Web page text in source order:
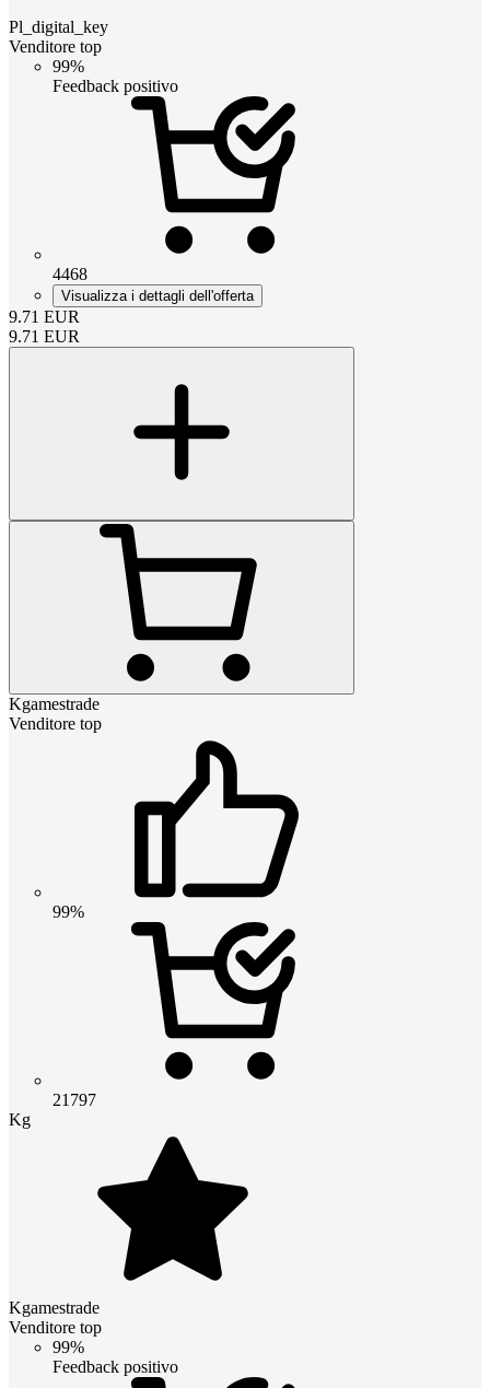
Pl_digital_key
Venditore top
99%
Feedback positivo
4468
Visualizza i dettagli dell'offerta
9.71 EUR
9.71 EUR
Kgamestrade
Venditore top
99%
21797
Kg
Kgamestrade
Venditore top
99%
Feedback positivo